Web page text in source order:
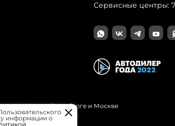
Сервисные центры:
в Санкт-Петербурге и Москве
информации о